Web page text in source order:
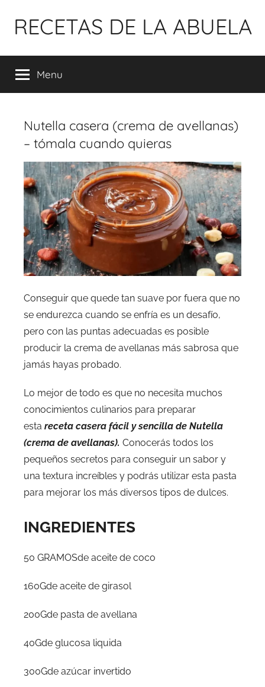
para
conteúdo
RECETAS DE LA ABUELA
Menu
Nutella casera (crema de avellanas)
– tómala cuando quieras
Conseguir que quede tan suave por fuera que no
se endurezca cuando se enfría es un desafío,
pero con las puntas adecuadas es posible
producir la crema de avellanas más sabrosa que
jamás hayas probado.
Lo mejor de todo es que no necesita muchos
conocimientos culinarios para preparar
esta receta casera fácil y sencilla de Nutella
(crema de avellanas). Conocerás todos los
pequeños secretos para conseguir un sabor y
una textura increíbles y podrás utilizar esta pasta
para mejorar los más diversos tipos de dulces.
INGREDIENTES
50 GRAMOSde aceite de coco
160Gde aceite de girasol
200Gde pasta de avellana
40Gde glucosa liquida
300Gde azúcar invertido